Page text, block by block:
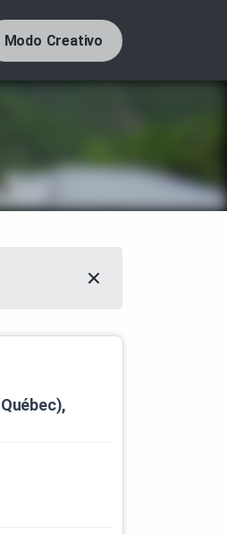
Modo Creativo